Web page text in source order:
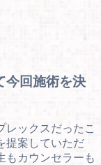
今回施術を決
レックスだったこ
提案していただ
もカウンセラーも